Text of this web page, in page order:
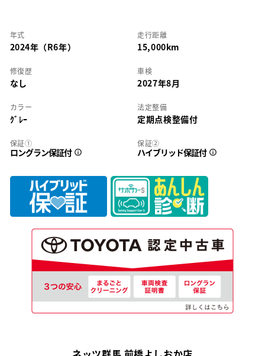
年式
2024年（R6年）
走行距離
15,000km
修復歴
なし
車検
2027年8月
カラー
ｸﾞﾚｰ
法定整備
定期点検整備付
保証①
ロングラン保証付
保証②
ハイブリッド保証付